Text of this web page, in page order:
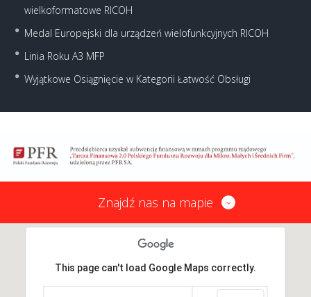
wielkoformatowe RICOH
Medal Europejski dla urządzeń wielofunkcyjnych RICOH
Linia Roku A3 MFP
Wyjątkowe Osiągnięcie w Kategorii Łatwość Obsługi
Znajdź nas na mapie
This page can't load Google Maps correctly.